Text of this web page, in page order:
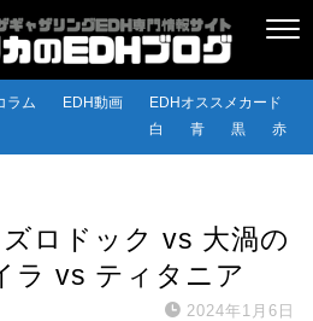
ラム EDH動画
EDHオススメカード
白
青 黒 赤
ズロドック vs 大渦の
ラ vs ティタニア
2024年1月6日